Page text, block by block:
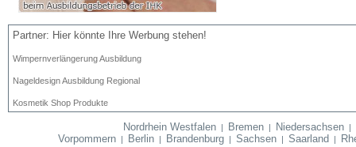
Partner: Hier könnte Ihre Werbung stehen!
Wimpernverlängerung Ausbildung
Nageldesign Ausbildung Regional
Kosmetik Shop Produkte
Nordrhein Westfalen | Bremen | Niedersachsen |
Vorpommern | Berlin | Brandenburg |Sachsen |Saarland |